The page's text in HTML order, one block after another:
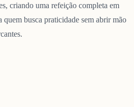
criando uma refeição completa em
quem busca praticidade sem abrir mão